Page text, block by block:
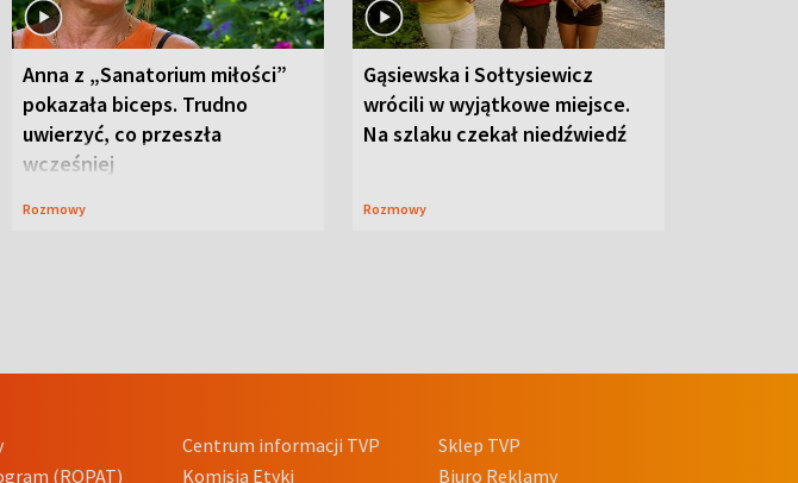
Anna z „Sanatorium miłości”
pokazała biceps. Trudno
uwierzyć, co przeszła
wcześniej
Rozmowy
Gąsiewska i Sołtysiewicz
wrócili w wyjątkowe miejsce.
Na szlaku czekał niedźwiedź
Rozmowy
(ROPAT)
Centrum informacji TVP
Komisja Etyki
Sklep TVP
Biuro Reklamy